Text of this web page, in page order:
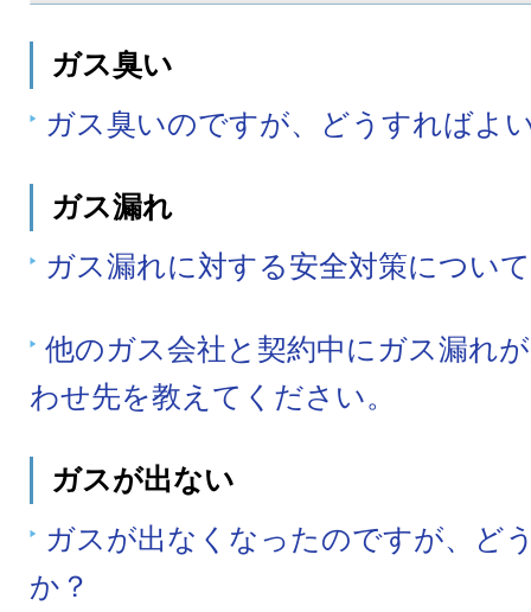
ガス臭い
ガス臭いのですが、どうすればよ
ガス漏れ
ガス漏れに対する安全対策につい
他のガス会社と契約中にガス漏れ
わせ先を教えてください。
ガスが出ない
ガスが出なくなったのですが、ど
か？